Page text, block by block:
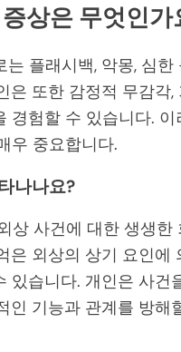
상은 무엇인가
는 플래시백, 악몽, 심
은 또한 감정적 무감각
경험할 수 있습니다.
우 중요합니다.
나나요?
상 사건에 대한 생생
은 외상의 상기 요인
있습니다. 개인은 사
인 기능과 관계를 방